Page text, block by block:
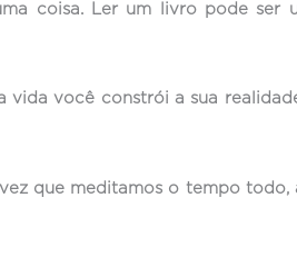
coisa. Ler um livro pode ser
vida você constrói a sua
que meditamos o tempo